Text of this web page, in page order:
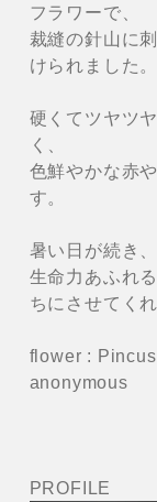
フラワーで、
裁縫の針山に
けられました
硬くてツヤツ
く、
色鮮やかな赤
す。
暑い日が続き
生命力あふれ
ちにさせてく
flower :
anonymous
PROFILE